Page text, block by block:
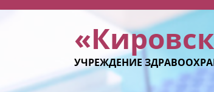
Перейти
УЧРЕЖДЕНИЕ